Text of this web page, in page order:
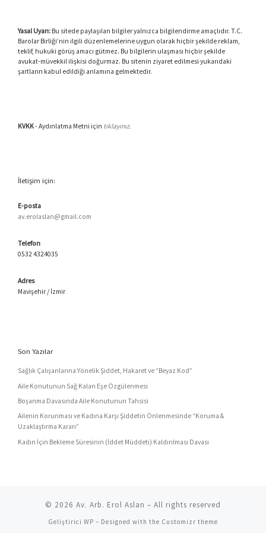
Yasal Uyarı:Bu sitede paylaşılan bilgiler yalnızca bilgilendirme amaçlıdır. T.C.
Barolar Birliği’nin ilgili düzenlemelerine uygun olarak hiçbir şekilde reklam,
teklif, hukuki görüş amacı gütmez. Bu bilgilerin ulaşması hiçbir şekilde
avukat-müvekkil ilişkisi doğurmaz. Bu sitenin ziyaret edilmesi yukarıdaki
şartların kabul edildiği anlamına gelmektedir.
KVKK- Aydınlatma Metni için tıklayınız.
İletişim için:
E-posta
av.erolaslan@gmail.com
Telefon
0532 4324035
Adres
Mavişehir / İzmir
Son Yazılar
Sağlık Çalışanlarına Yönelik Şiddet, Hakaret ve “Beyaz Kod”
Aile Konutunun Sağ Kalan Eşe Özgülenmesi
Boşanma Davasında Aile Konutunun Tahsisi
Ailenin Korunması ve Kadına Karşı Şiddetin Önlenmesinde “Koruma &
Uzaklaştırma Kararı”
Kadın İçin Bekleme Süresinin (İddet Müddeti) Kaldırılması Davası
© 2026 Av. Arb. Erol Aslan – All rights reserved
Geliştirici WP – Designed with the Customizr theme